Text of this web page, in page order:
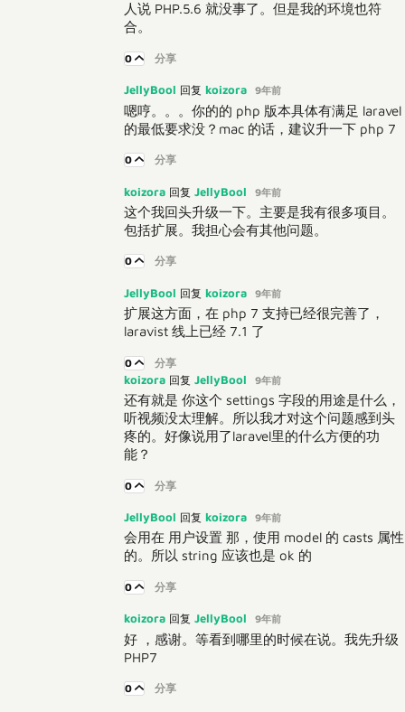
人说 PHP.5.6 就没事了。但是我的环境也符
合。
0 分享
JellyBool 回复 koizora 9年前
嗯哼。。。你的的 php 版本具体有满足 laravel
的最低要求没？mac 的话，建议升一下 php 7
0 分享
koizora 回复 JellyBool 9年前
这个我回头升级一下。主要是我有很多项目。
包括扩展。我担心会有其他问题。
0 分享
JellyBool 回复 koizora 9年前
扩展这方面，在 php 7 支持已经很完善了，
laravist 线上已经 7.1 了
0 分享
koizora 回复 JellyBool 9年前
还有就是 你这个 settings 字段的用途是什么，
听视频没太理解。所以我才对这个问题感到头
疼的。好像说用了laravel里的什么方便的功
能？
0 分享
JellyBool 回复 koizora 9年前
会用在 用户设置 那，使用 model 的 casts 属性
的。所以 string 应该也是 ok 的
0 分享
koizora 回复 JellyBool 9年前
好 ，感谢。等看到哪里的时候在说。我先升级
PHP7
0 分享